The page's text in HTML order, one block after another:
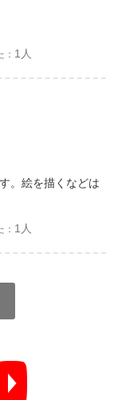
1人
。絵を描くなどは
1人